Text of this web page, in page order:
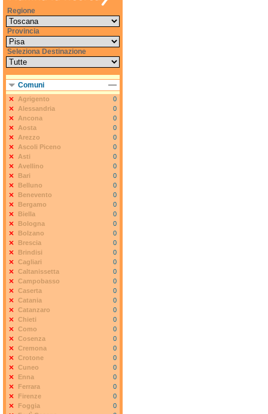
Regione
Provincia
Seleziona Destinazione
Comuni
Agrigento
0
Alessandria
0
Ancona
0
Aosta
0
Arezzo
0
Ascoli Piceno
0
Asti
0
Avellino
0
Bari
0
Belluno
0
Benevento
0
Bergamo
0
Biella
0
Bologna
0
Bolzano
0
Brescia
0
Brindisi
0
Cagliari
0
Caltanissetta
0
Campobasso
0
Caserta
0
Catania
0
Catanzaro
0
Chieti
0
Como
0
Cosenza
0
Cremona
0
Crotone
0
Cuneo
0
Enna
0
Ferrara
0
Firenze
0
Foggia
0